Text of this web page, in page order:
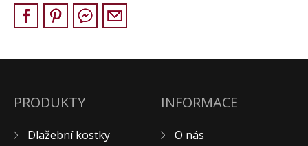
Pískovec
BERA GRAVEL FIX
Terazzo
PRODUKTY
Dlažební kostky
INFORMACE
O nás